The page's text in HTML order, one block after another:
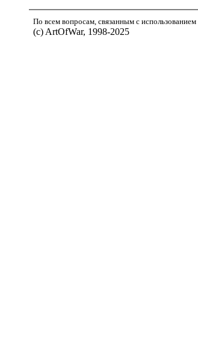
По всем вопросам, связанным с
(с) ArtOfWar, 1998-2025